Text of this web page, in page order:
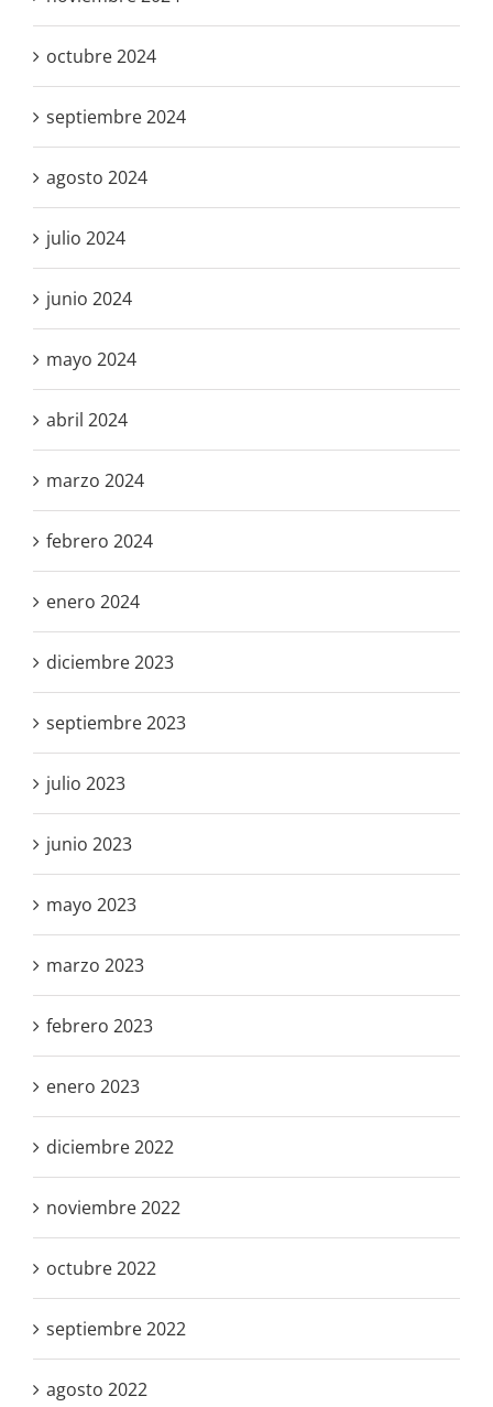
octubre 2024
septiembre 2024
agosto 2024
julio 2024
junio 2024
mayo 2024
abril 2024
marzo 2024
febrero 2024
enero 2024
diciembre 2023
septiembre 2023
julio 2023
junio 2023
mayo 2023
marzo 2023
febrero 2023
enero 2023
diciembre 2022
noviembre 2022
octubre 2022
septiembre 2022
agosto 2022